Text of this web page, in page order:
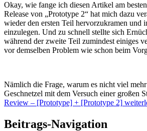
Okay, wie fange ich diesen Artikel am
Release von „Prototype 2“ hat mich dazu
wieder den ersten Teil hervorzukramen und
einzulegen. Und zu schnell stellte sich
während der zweite Teil zumindest einiges
vor demselben Problem wie schon beim
Nämlich die Frage, warum es nicht viel
Geschnetzel mit dem Versuch einer großen
Review – [Prototype] + [Prototype 2]
Beitrags-Navigation